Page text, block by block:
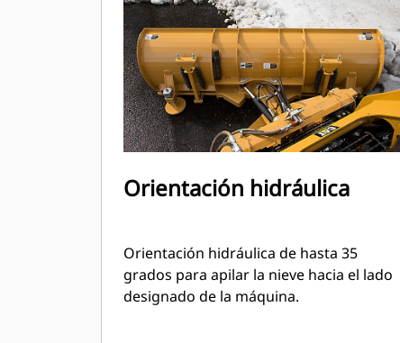
Orientación hidráulica
Orientación hidráulica de hasta 35
grados para apilar la nieve hacia el lado
designado de la máquina.